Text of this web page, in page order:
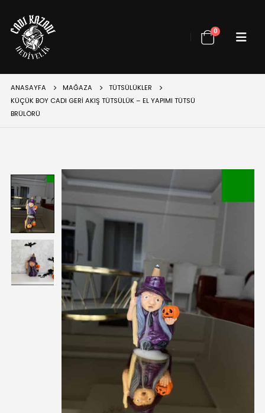
0
ANASAYFA MAĞAZA
TÜTSÜLÜKLER
KÜÇÜK BOY CADI GERI AKIŞ TÜTSÜLÜK – EL YAPIMI TÜTSÜ
BRÜLÖRÜ